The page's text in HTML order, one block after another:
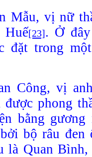
Mẫu, vị nữ
Huế[23]. Ở
đặt trong
Công, vị
được phong
bằng gương
bộ râu đen
là Quan